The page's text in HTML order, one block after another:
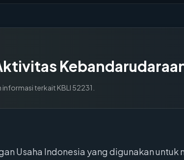
informasi terkait KBLI 52231
Usaha Indonesia yang digunakan